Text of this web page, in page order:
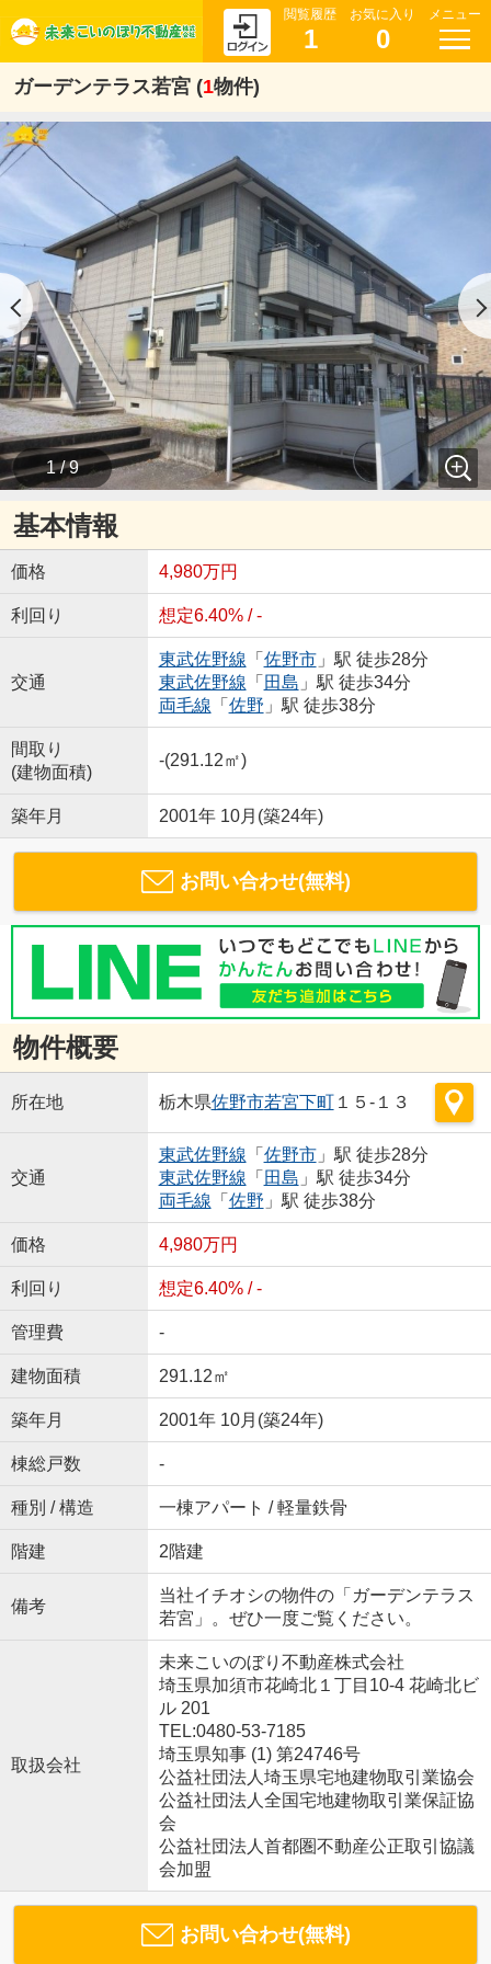
閲覧履歴
1
お気に入り
0
メニュー
ガーデンテラス若宮 (1物件)
1 / 9
基本情報
価格 4,980万円
利回り 想定6.40% / -
交通
東武佐野線 「 佐野市」駅 徒歩28分
東武佐野線 「 田島 」駅 徒歩34分
両毛線 「 佐野 」駅 徒歩38分
間取り
(建物面積)
-(291.12㎡)
築年月 2001年 10月(築24年)
お問い合わせ(無料)
物件概要
所在地 栃木県佐野市若宮下町１５-１３
交通
東武佐野線 「 佐野市」駅 徒歩28分
東武佐野線 「 田島 」駅 徒歩34分
両毛線 「 佐野 」駅 徒歩38分
価格 4,980万円
利回り 想定6.40% / -
管理費 -
建物面積 291.12㎡
築年月 2001年 10月(築24年)
棟総戸数 -
種別 / 構造 一棟アパート / 軽量鉄骨
階建 2階建
備考
当社イチオシの物件の「ガーデンテラス
若宮」。ぜひ一度ご覧ください。
取扱会社
未来こいのぼり不動産株式会社
埼玉県加須市花崎北１丁目10-4 花崎北ビ
ル 201
TEL:0480-53-7185
埼玉県知事 (1) 第24746号
公益社団法人埼玉県宅地建物取引業協会
公益社団法人全国宅地建物取引業保証協
会
公益社団法人首都圏不動産公正取引協議
会加盟
お問い合わせ(無料)